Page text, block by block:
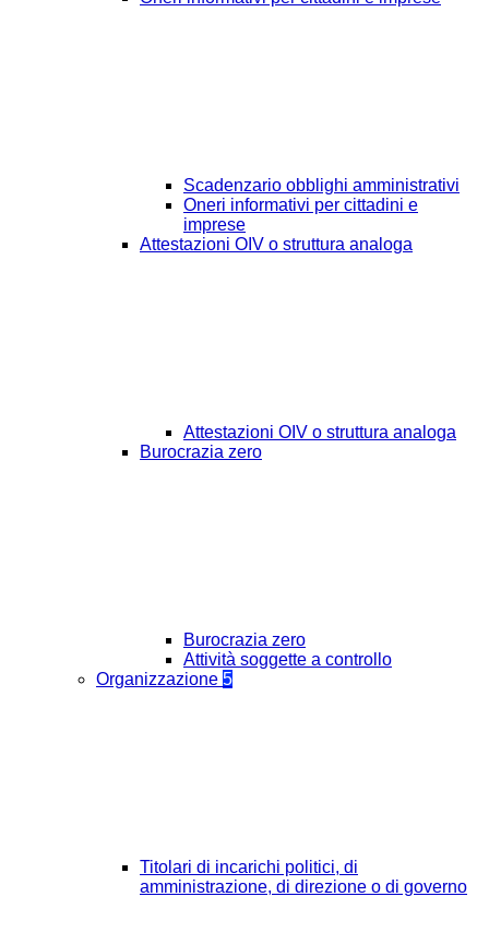
Scadenzario obblighi amministrativi
Oneri informativi per cittadini e
imprese
Attestazioni OIV o struttura analoga
Attestazioni OIV o struttura analoga
Burocrazia zero
Burocrazia zero
Attività soggette a controllo
Organizzazione 5
Titolari di incarichi politici, di
amministrazione, di direzione o di governo